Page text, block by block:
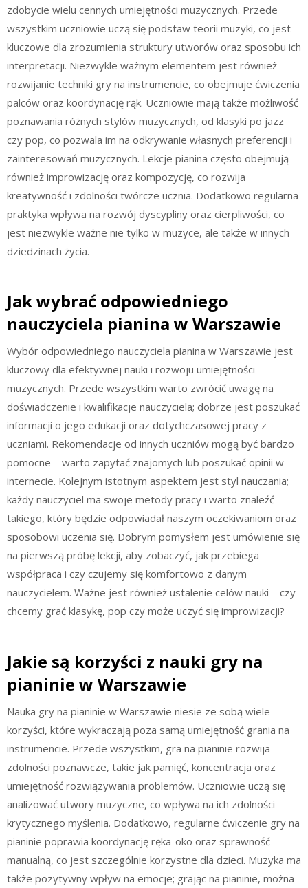
zdobycie wielu cennych umiejętności muzycznych. Przede
wszystkim uczniowie uczą się podstaw teorii muzyki, co jest
kluczowe dla zrozumienia struktury utworów oraz sposobu ich
interpretacji. Niezwykle ważnym elementem jest również
rozwijanie techniki gry na instrumencie, co obejmuje ćwiczenia
palców oraz koordynację rąk. Uczniowie mają także możliwość
poznawania różnych stylów muzycznych, od klasyki po jazz
czy pop, co pozwala im na odkrywanie własnych preferencji i
zainteresowań muzycznych. Lekcje pianina często obejmują
również improwizację oraz kompozycję, co rozwija
kreatywność i zdolności twórcze ucznia. Dodatkowo regularna
praktyka wpływa na rozwój dyscypliny oraz cierpliwości, co
jest niezwykle ważne nie tylko w muzyce, ale także w innych
dziedzinach życia.
Jak wybrać odpowiedniego
nauczyciela pianina w Warszawie
Wybór odpowiedniego nauczyciela pianina w Warszawie jest
kluczowy dla efektywnej nauki i rozwoju umiejętności
muzycznych. Przede wszystkim warto zwrócić uwagę na
doświadczenie i kwalifikacje nauczyciela; dobrze jest poszukać
informacji o jego edukacji oraz dotychczasowej pracy z
uczniami. Rekomendacje od innych uczniów mogą być bardzo
pomocne – warto zapytać znajomych lub poszukać opinii w
internecie. Kolejnym istotnym aspektem jest styl nauczania;
każdy nauczyciel ma swoje metody pracy i warto znaleźć
takiego, który będzie odpowiadał naszym oczekiwaniom oraz
sposobowi uczenia się. Dobrym pomysłem jest umówienie się
na pierwszą próbę lekcji, aby zobaczyć, jak przebiega
współpraca i czy czujemy się komfortowo z danym
nauczycielem. Ważne jest również ustalenie celów nauki – czy
chcemy grać klasykę, pop czy może uczyć się improwizacji?
Jakie są korzyści z nauki gry na
pianinie w Warszawie
Nauka gry na pianinie w Warszawie niesie ze sobą wiele
korzyści, które wykraczają poza samą umiejętność grania na
instrumencie. Przede wszystkim, gra na pianinie rozwija
zdolności poznawcze, takie jak pamięć, koncentracja oraz
umiejętność rozwiązywania problemów. Uczniowie uczą się
analizować utwory muzyczne, co wpływa na ich zdolności
krytycznego myślenia. Dodatkowo, regularne ćwiczenie gry na
pianinie poprawia koordynację ręka-oko oraz sprawność
manualną, co jest szczególnie korzystne dla dzieci. Muzyka ma
także pozytywny wpływ na emocje; grając na pianinie, można